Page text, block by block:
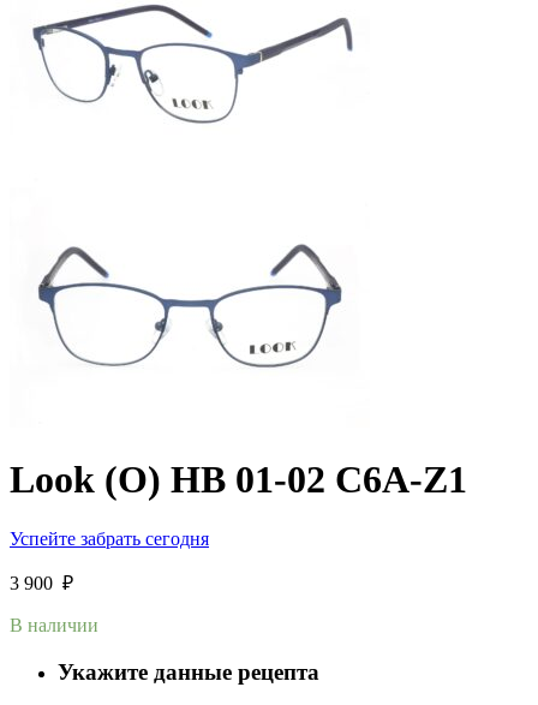
Look (O) HB 01-02 C6A-Z1
Успейте забрать сегодня
3 900 ₽
В наличии
Укажите данные рецепта